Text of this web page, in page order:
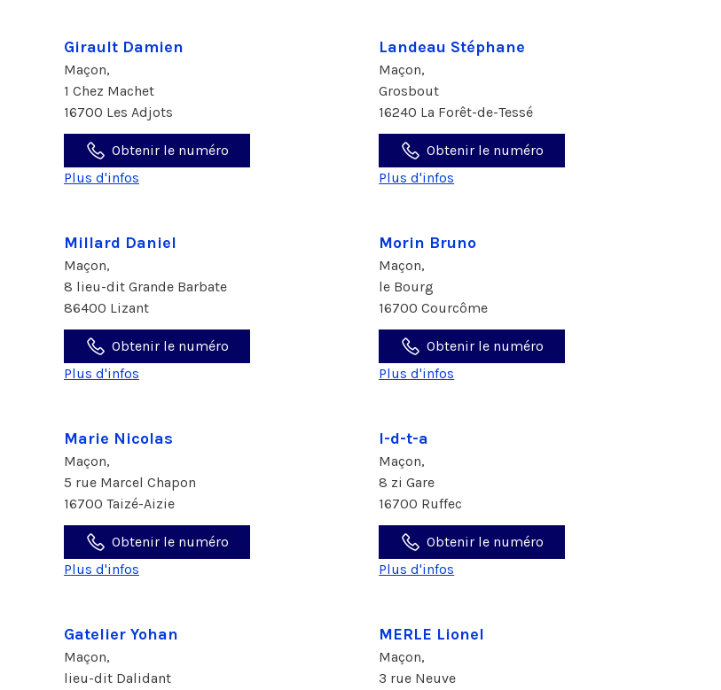
Girault Damien
Maçon,
1 Chez Machet
16700 Les Adjots
Obtenir le numéro
Plus d'infos
Landeau Stéphane
Maçon,
Grosbout
16240 La Forêt-de-Tessé
Obtenir le numéro
Plus d'infos
Millard Daniel
Maçon,
8 lieu-dit Grande Barbate
86400 Lizant
Obtenir le numéro
Plus d'infos
Morin Bruno
Maçon,
le Bourg
16700 Courcôme
Obtenir le numéro
Plus d'infos
Marie Nicolas
Maçon,
5 rue Marcel Chapon
16700 Taizé-Aizie
Obtenir le numéro
Plus d'infos
I-d-t-a
Maçon,
8 zi Gare
16700 Ruffec
Obtenir le numéro
Plus d'infos
Gatelier Yohan
Maçon,
lieu-dit Dalidant
MERLE Lionel
Maçon,
3 rue Neuve